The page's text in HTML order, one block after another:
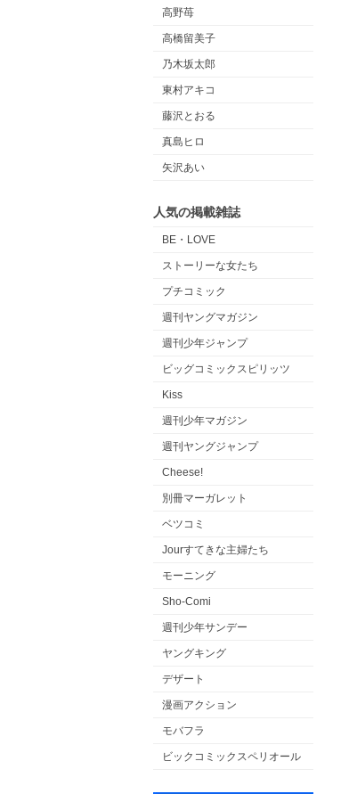
高野苺
高橋留美子
乃木坂太郎
東村アキコ
藤沢とおる
真島ヒロ
矢沢あい
人気の掲載雑誌
BE・LOVE
ストーリーな女たち
プチコミック
週刊ヤングマガジン
週刊少年ジャンプ
ビッグコミックスピリッツ
Kiss
週刊少年マガジン
週刊ヤングジャンプ
Cheese!
別冊マーガレット
ベツコミ
Jourすてきな主婦たち
モーニング
Sho-Comi
週刊少年サンデー
ヤングキング
デザート
漫画アクション
モバフラ
ビックコミックスペリオール